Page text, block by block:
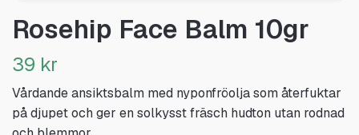
Rosehip Face Balm 10gr
39 kr
Vårdande ansiktsbalm med nyponfröolja som återfuktar
på djupet och ger en solkysst fräsch hudton utan rodnad